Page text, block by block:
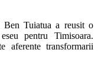
Tuiatua a reusit o
pentru Timisoara.
aferente transformarii